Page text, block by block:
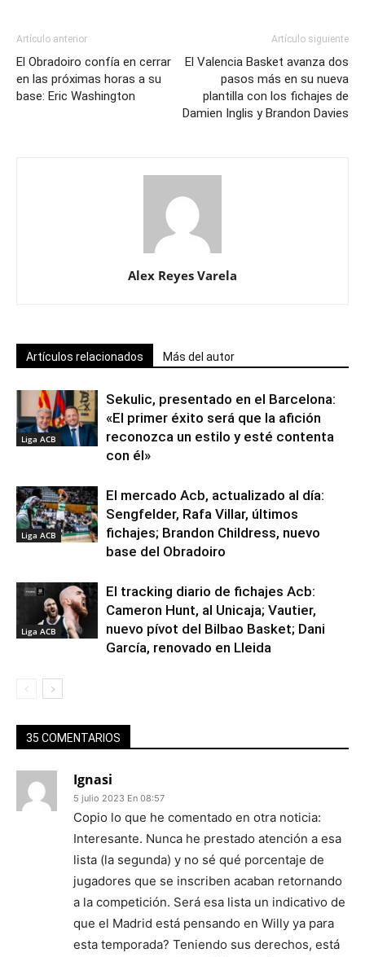
Artículo anterior
El Obradoiro confía en cerrar
en las próximas horas a su
base: Eric Washington
Artículo siguiente
El Valencia Basket avanza dos
pasos más en su nueva
plantilla con los fichajes de
Damien Inglis y Brandon Davies
Alex Reyes Varela
Artículos relacionados Más del autor
Liga ACB
Sekulic, presentado en el Barcelona:
«El primer éxito será que la afición
reconozca un estilo y esté contenta
con él»
Liga ACB
El mercado Acb, actualizado al día:
Sengfelder, Rafa Villar, últimos
fichajes; Brandon Childress, nuevo
base del Obradoiro
Liga ACB
El tracking diario de fichajes Acb:
Cameron Hunt, al Unicaja; Vautier,
nuevo pívot del Bilbao Basket; Dani
García, renovado en Lleida
35 COMENTARIOS
Ignasi
5 julio 2023 En 08:57
Copio lo que he comentado en otra noticia:
Interesante. Nunca he prestado atención a esa
lista (la segunda) y no sé qué porcentaje de
jugadores que se inscriben acaban retornando
a la competición. Será esa lista un indicativo de
que el Madrid está pensando en Willy ya para
esta temporada? Teniendo sus derechos, está